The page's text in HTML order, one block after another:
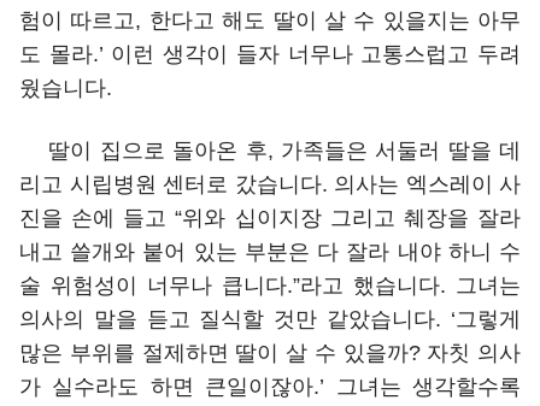
험이 따르고, 한다고 해도 딸이 살 수 있을지는 아무
도 몰라.’ 이런 생각이 들자 너무나 고통스럽고 두려
웠습니다.
딸이 집으로 돌아온 후, 가족들은 서둘러 딸을 데
리고 시립병원 센터로 갔습니다. 의사는 엑스레이 사
진을 손에 들고 “위와 십이지장 그리고 췌장을 잘라
내고 쓸개와 붙어 있는 부분은 다 잘라 내야 하니 수
술 위험성이 너무나 큽니다.”라고 했습니다. 그녀는
의사의 말을 듣고 질식할 것만 같았습니다. ‘그렇게
많은 부위를 절제하면 딸이 살 수 있을까? 자칫 의사
가 실수라도 하면 큰일이잖아.’ 그녀는 생각할수록